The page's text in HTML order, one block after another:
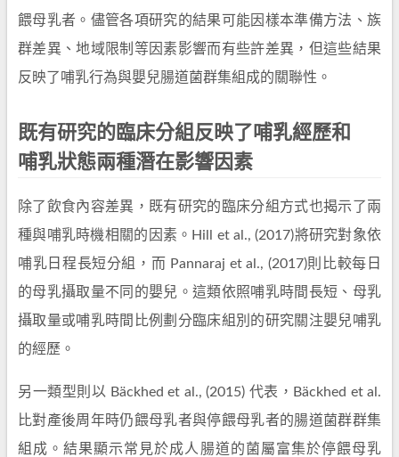
餵母乳者。儘管各項研究的結果可能因樣本準備方法、族
群差異、地域限制等因素影響而有些許差異，但這些結果
反映了哺乳行為與嬰兒腸道菌群集組成的關聯性。
既有研究的臨床分組反映了哺乳經歷和
哺乳狀態兩種潛在影響因素
除了飲食內容差異，既有研究的臨床分組方式也揭示了兩
種與哺乳時機相關的因素。Hill et al., (2017)將研究對象依
哺乳日程長短分組，而 Pannaraj et al., (2017)則比較每日
的母乳攝取量不同的嬰兒。這類依照哺乳時間長短、母乳
攝取量或哺乳時間比例劃分臨床組別的研究關注嬰兒哺乳
的經歷。
另一類型則以 Bäckhed et al., (2015) 代表，Bäckhed et al.
比對產後周年時仍餵母乳者與停餵母乳者的腸道菌群群集
組成。結果顯示常見於成人腸道的菌屬富集於停餵母乳